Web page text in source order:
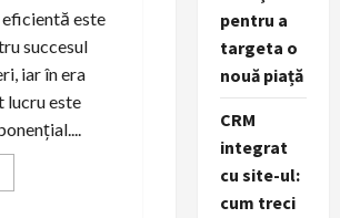
este
succesul
iar în era
lucru este
pentru a
targeta o
nouă piață
CRM
integrat
cu site-ul:
cum treci